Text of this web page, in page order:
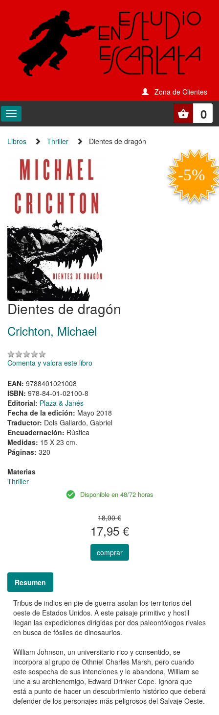
Zona de Clientes
0
Libros Thriller Dientes de dragón
Dientes de dragón
Crichton, Michael
Comenta y valora este libro
EAN: 9788401021008
ISBN: 978-84-01-02100-8
Editorial: Plaza & Janés
Fecha de la edición: Mayo 2018
Traductor: Dols Gallardo, Gabriel
Encuadernación: Rústica
Medidas: 15 X 23 cm.
Páginas: 320
Materias
Thriller
Disponible en 48/72 horas
18,90 €
17,95 €
comprar
Resumen
Tribus de indios en pie de guerra asolan los territorios del
oeste de Estados Unidos. A este paisaje primitivo y hostil
llegan las expediciones dirigidas por dos paleontólogos rivales
en busca de fósiles de dinosaurios.
William Johnson, un universitario rico y consentido, se
incorpora al grupo de Othniel Charles Marsh, pero cuando
este sospecha de sus intenciones y le abandona, William se
une a su archienemigo, Edward Drinker Cope. Ignora que
está a punto de hacer un descubrimiento histórico que deberá
defender de los personajes más peligrosos del Salvaje Oeste.